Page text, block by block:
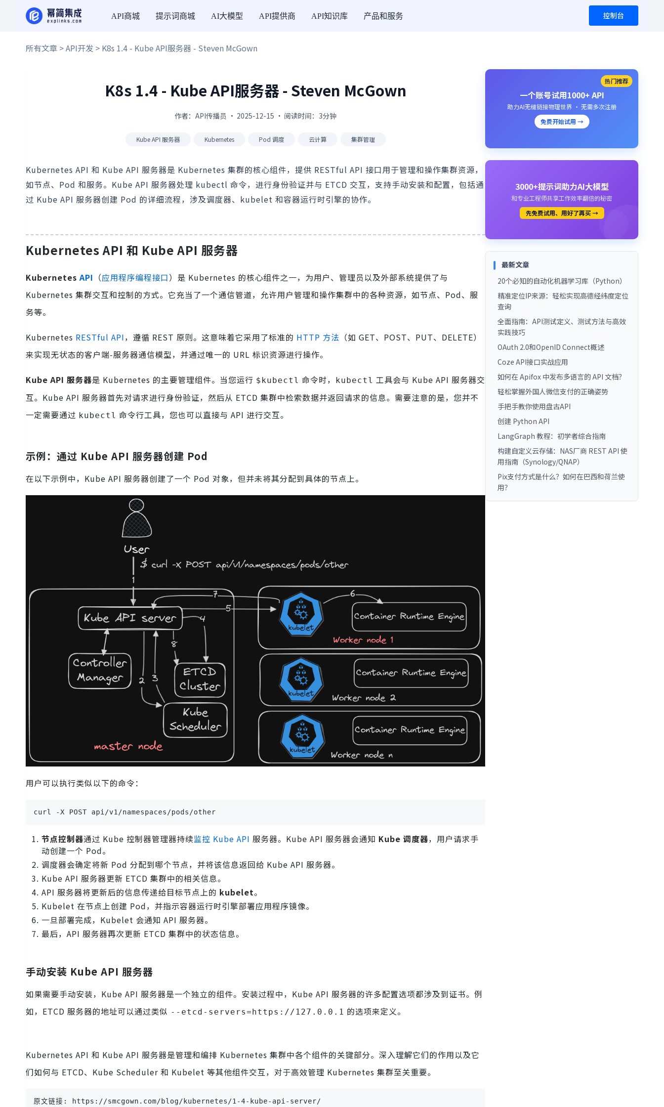
API商城 提示词商城 AI大模型 API提供商 API知识库 产品和服务 控制台
所有文章 >API开发 > K8s 1.4 - Kube API服务器 - Steven McGown
K8s 1.4 - Kube API服务器 - Steven McGown
作者：API传播员 · 2025-12-15 · 阅读时间：3分钟
Kube API 服务器 Kubernetes Pod 调度 云计算 集群管理
Kubernetes API 和 Kube API 服务器是 Kubernetes 集群的核心组件，提供 RESTful API 接口用于管理和操作集群资源，
如节点、Pod 和服务。Kube API 服务器处理 kubectl 命令，进行身份验证并与 ETCD 交互，支持手动安装和配置，包括通
过 Kube API 服务器创建 Pod 的详细流程，涉及调度器、kubelet 和容器运行时引擎的协作。
Kubernetes API 和 Kube API 服务器
KubernetesAPI （应用程序编程接口）是 Kubernetes 的核心组件之一，为用户、管理员以及外部系统提供了与
Kubernetes 集群交互和控制的方式。它充当了一个通信管道，允许用户管理和操作集群中的各种资源，如节点、Pod、服
务等。
Kubernetes RESTful API，遵循 REST 原则。这意味着它采用了标准的 HTTP 方法 （如 GET、POST、PUT、DELETE）
来实现无状态的客户端-服务器通信模型，并通过唯一的 URL 标识资源进行操作。
Kube API 服务器是 Kubernetes 的主要管理组件。当您运行 $kubectl 命令时， kubectl 工具会与 Kube API 服务器交
互。Kube API 服务器首先对请求进行身份验证，然后从 ETCD 集群中检索数据并返回请求的信息。需要注意的是，您并不
一定需要通过 kubectl 命令行工具，您也可以直接与 API 进行交互。
示例：通过 Kube API 服务器创建 Pod
在以下示例中，Kube API 服务器创建了一个 Pod 对象，但并未将其分配到具体的节点上。
用户可以执行类似以下的命令：
curl -X POST api/v1/namespaces/pods/other
节点控制器通过 Kube 控制器管理器持续监控 Kube API 服务器。Kube API 服务器会通知 Kube 调度器，用户请求手
动创建一个 Pod。
调度器会确定将新 Pod 分配到哪个节点，并将该信息返回给 Kube API 服务器。
Kube API 服务器更新 ETCD 集群中的相关信息。
API 服务器将更新后的信息传递给目标节点上的 kubelet。
Kubelet 在节点上创建 Pod，并指示容器运行时引擎部署应用程序镜像。
一旦部署完成，Kubelet 会通知 API 服务器。
最后，API 服务器再次更新 ETCD 集群中的状态信息。
手动安装 Kube API 服务器
如果需要手动安装，Kube API 服务器是一个独立的组件。安装过程中，Kube API 服务器的许多配置选项都涉及到证书。例
如，ETCD 服务器的地址可以通过类似 --etcd-servers=https://127.0.0.1 的选项来定义。
Kubernetes API 和 Kube API 服务器是管理和编排 Kubernetes 集群中各个组件的关键部分。深入理解它们的作用以及它
们如何与 ETCD、Kube Scheduler 和 Kubelet 等其他组件交互，对于高效管理 Kubernetes 集群至关重要。
原文链接: https://smcgown.com/blog/kubernetes/1-4-kube-api-server/
热门推荐
一个账号试用1000+ API
助力AI无缝链接物理世界 · 无需多次注册
免费开始试用 →
3000+提示词助力AI大模型
和专业工程师共享工作效率翻倍的秘密
先免费试用、用好了再买 →
最新文章
20个必知的自动化机器学习库（Python）
精准定位IP来源：轻松实现高德经纬度定位
查询
全面指南：API测试定义、测试方法与高效
实践技巧
OAuth 2.0和OpenID Connect概述
Coze API接口实战应用
如何在 Apifox 中发布多语言的 API 文档？
轻松掌握外国人微信支付的正确姿势
手把手教你使用盘古API
创建 Python API
LangGraph 教程：初学者综合指南
构建自定义云存储：NAS厂商 REST API 使
用指南（Synology/QNAP）
Pix支付方式是什么？如何在巴西和荷兰使
用？